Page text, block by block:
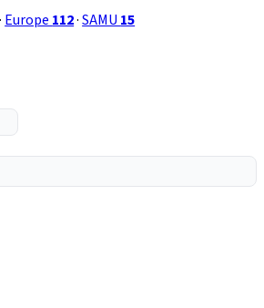
· Europe 112·SAMU 15